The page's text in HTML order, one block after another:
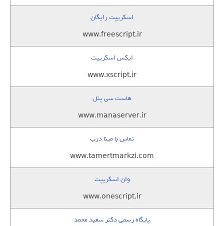
اسکریپت رایگان
www.freescript.ir
ایکس اسکریپت
www.xscript.ir
هاست سی پنل
www.manaserver.ir
تماس با مینا درب
www.tamertmarkzi.com
وان اسکریپت
www.onescript.ir
پایگاه رسمی دکتر سعید محمد